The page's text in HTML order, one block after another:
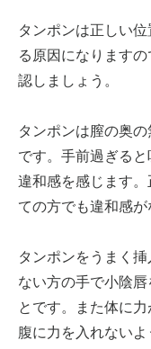
タンポンは正しい
る原因になります
認しましょう。
タンポンは膣の奥
です。手前過ぎると
違和感を感じます
ての方でも違和感が
タンポンをうまく
ない方の手で小陰
とです。また体に
腹に力を入れない